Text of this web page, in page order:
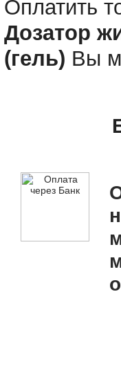
Оплатить
Дозатор
(гель) Вы